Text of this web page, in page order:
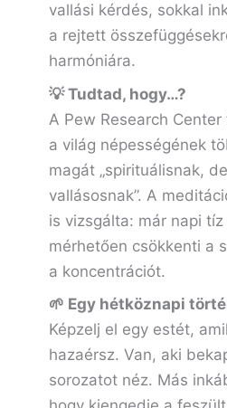
vallási kérdés, sokkal
a rejtett
harmóniára.
💡 Tudtad, hogy…?
A Pew Research
a világ népességének
magát „spirituálisnak,
vallásosnak”. A
is vizsgálta: már napi
mérhetően csökkenti a
a koncentrációt.
🌱 Egy hétköznapi
Képzelj el egy estét,
hazaérsz. Van, aki
sorozatot néz. Más